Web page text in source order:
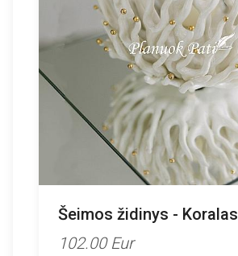
Šeimos židinys - Koralas
102.00 Eur